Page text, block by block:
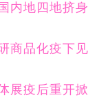
内地四地挤身
商品化疫下见
展疫后重开掀